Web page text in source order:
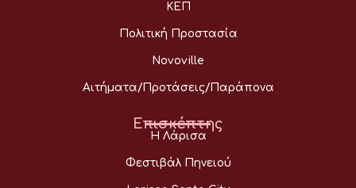
ΚΕΠ
Πολιτική Προστασία
Novoville
Αιτήματα/Προτάσεις/Παράπονα
Επισκέπτης
Η Λάρισα
Φεστιβάλ Πηνειού